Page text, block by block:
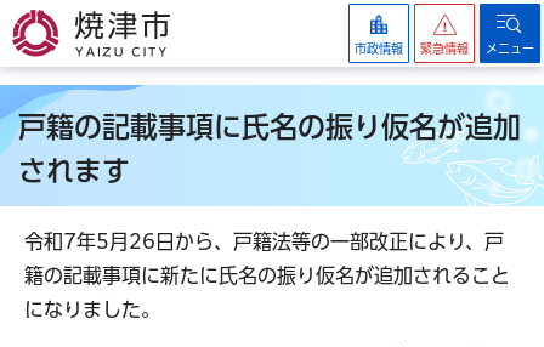
焼津市
市政情報 緊急情報 メニュー
戸籍の記載事項に氏名の振り仮名が追加
されます
令和7年5月26日から、戸籍法等の一部改正により、戸
籍の記載事項に新たに氏名の振り仮名が追加されること
になりました。